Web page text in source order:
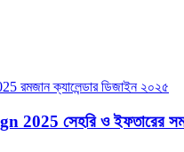
সেহরি ও ইফতারের